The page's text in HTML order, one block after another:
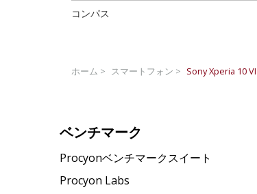
コンパス
ホーム > スマートフォン > Sony Xperia 10 VI
ベンチマーク
Procyonベンチマークスイート
Procyon Labs